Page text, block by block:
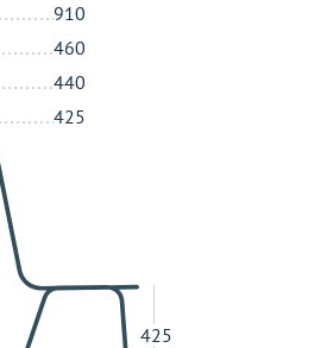
910
460
440
425
425
В корзине
покупки